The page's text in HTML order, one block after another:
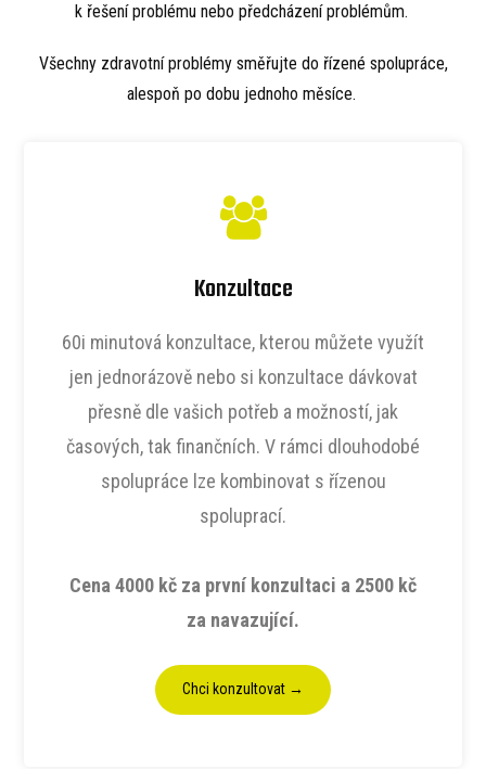
k řešení problému nebo předcházení problémům.
Všechny zdravotní problémy směřujte do řízené spolupráce,
alespoň po dobu jednoho měsíce.
Konzultace
60i minutová konzultace, kterou můžete využít
jen jednorázově nebo si konzultace dávkovat
přesně dle vašich potřeb a možností, jak
časových, tak finančních. V rámci dlouhodobé
spolupráce lze kombinovat s řízenou
spoluprací.
Cena 4000 kč za první konzultaci a 2500 kč
za navazující.
Chci konzultovat →